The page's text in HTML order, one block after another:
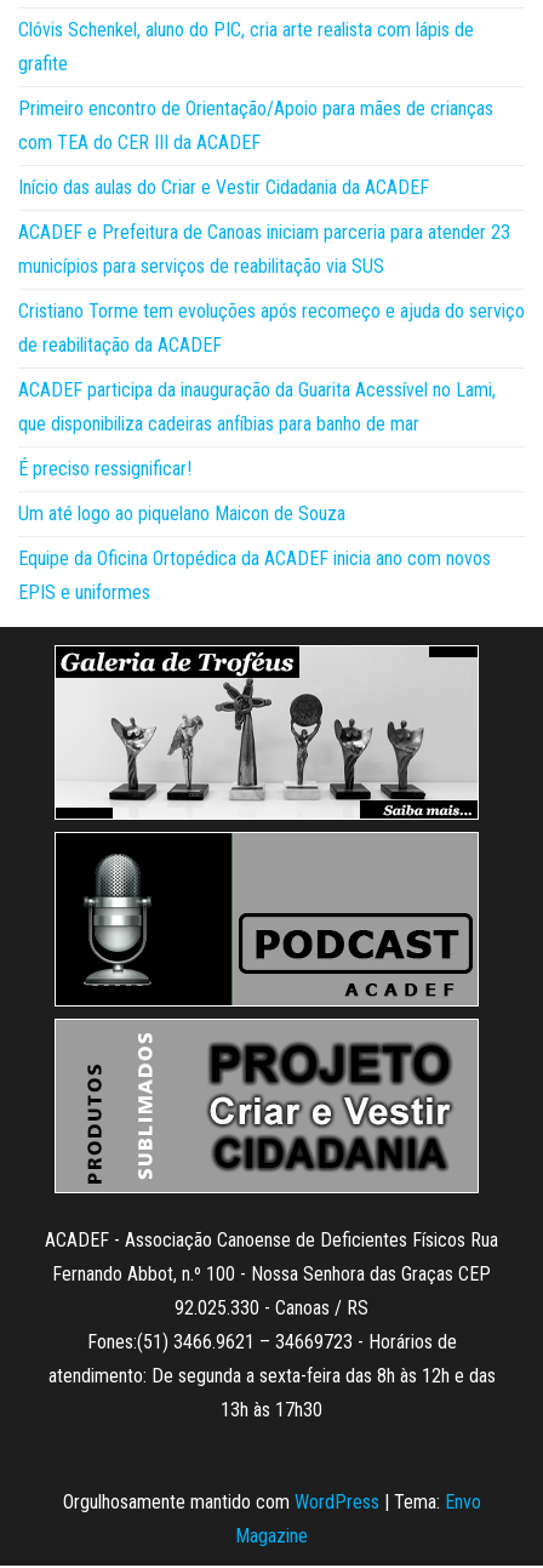
Clóvis Schenkel, aluno do PIC, cria arte realista com lápis de
grafite
Primeiro encontro de Orientação/Apoio para mães de crianças
com TEA do CER III da ACADEF
Início das aulas do Criar e Vestir Cidadania da ACADEF
ACADEF e Prefeitura de Canoas iniciam parceria para atender 23
municípios para serviços de reabilitação via SUS
Cristiano Torme tem evoluções após recomeço e ajuda do serviço
de reabilitação da ACADEF
ACADEF participa da inauguração da Guarita Acessível no Lami,
que disponibiliza cadeiras anfíbias para banho de mar
É preciso ressignificar!
Um até logo ao piquelano Maicon de Souza
Equipe da Oficina Ortopédica da ACADEF inicia ano com novos
EPIS e uniformes
ACADEF - Associação Canoense de Deficientes Físicos Rua
Fernando Abbot, n.º 100 - Nossa Senhora das Graças CEP
92.025.330 - Canoas / RS
Fones:(51) 3466.9621 – 34669723 - Horários de
atendimento: De segunda a sexta-feira das 8h às 12h e das
13h às 17h30
Orgulhosamente mantido com WordPress | Tema: Envo
Magazine